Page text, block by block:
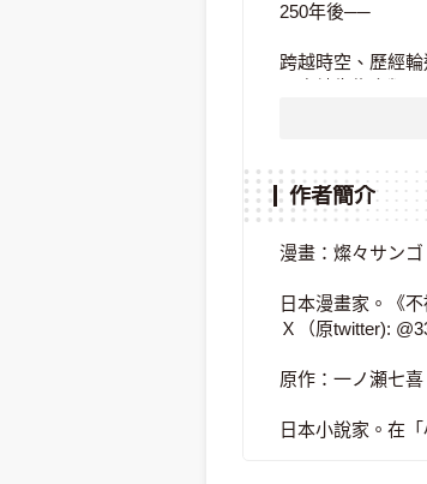
250年後──
跨越時空、歷經輪
前世的記憶隨之甦
艾蒂琳安奴決心
前世真相究竟是？
作者簡介
漫畫：燦々サンゴ
日本漫畫家。《
Ｘ（原twitter):
原作：一ノ瀬七喜
日本小說家。在